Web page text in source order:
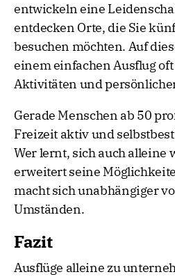
entwickeln eine
entdecken Orte, die Sie
besuchen möchten. Auf
einem einfachen Ausflug
Aktivitäten und
Gerade Menschen ab 50
Freizeit aktiv und
Wer lernt, sich auch alleine
erweitert seine
macht sich unabhängiger
Umständen.
Fazit
Ausflüge alleine zu